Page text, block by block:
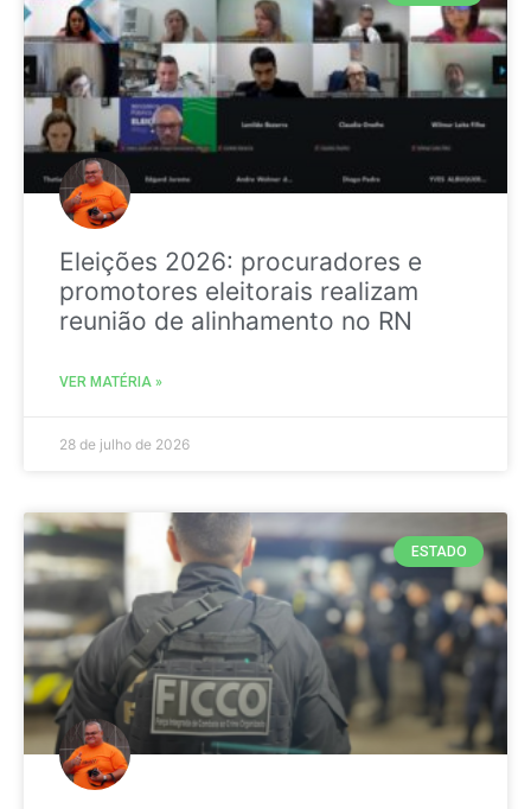
Eleições 2026: procuradores e
promotores eleitorais realizam
reunião de alinhamento no RN
VER MATÉRIA »
28 de julho de 2026
ESTADO